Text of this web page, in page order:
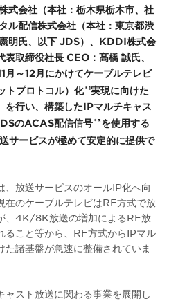
式会社（本社：栃木県栃木市、社
ル配信株式会社（本社：東京都渋
明氏、以下 JDS）、KDDI株式会
取締役社長 CEO：髙橋 誠氏、
～12月にかけてケーブルテレビ
トプロトコル）化 ＊1実現に向けた
を行い、構築したIPマルチキャス
のACAS配信信号 ＊3 を使用する
サービスが極めて安定的に提供で
放送サービスのオールIP化へ向
在のケーブルテレビはRF方式で放
、4K/8K放送の増加によるRF放
ること等から、RF方式からIPマル
諸基盤が急速に整備されていま
スト放送に関わる事業を展開し